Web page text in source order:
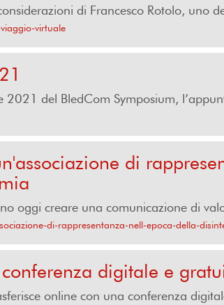
di Francesco Rotolo, uno
virtuale
2021 del BledCom Symposium,
di
oggi creare una comunicazione di
di-rappresentanza-nell-epoca-della-
digitale e
online con una conferenza